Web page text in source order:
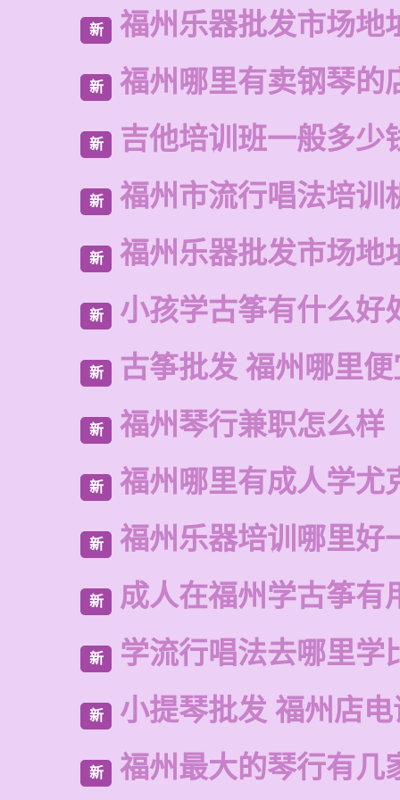
新 福州乐器批发市场地
新 福州哪里有卖钢琴的
新 吉他培训班一般多少
新 福州市流行唱法培训
新 福州乐器批发市场地
新 小孩学古筝有什么好
新 古筝批发 福州哪里
新 福州琴行兼职怎么样
新 福州哪里有成人学尤
新 福州乐器培训哪里好
新 成人在福州学古筝有
新 学流行唱法去哪里学
新 小提琴批发 福州店
新 福州最大的琴行有几